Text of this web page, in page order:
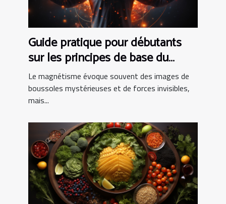
Guide pratique pour débutants
sur les principes de base du
magnétisme et leur impact sur la
santé quotidienne
Le magnétisme évoque souvent des images de
boussoles mystérieuses et de forces invisibles,
mais...